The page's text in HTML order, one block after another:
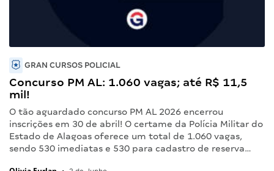
GRAN CURSOS POLICIAL
Concurso PM AL: 1.060 vagas; até R$ 11,5
mil!
O tão aguardado concurso PM AL 2026 encerrou
inscrições em 30 de abril! O certame da Polícia Militar do
Estado de Alagoas oferece um total de 1.060 vagas,
sendo 530 imediatas e 530 para cadastro de reserva…